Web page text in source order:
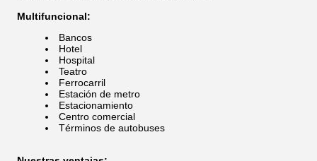
Multifuncional:
Bancos
Hotel
Hospital
Teatro
Ferrocarril
Estación de metro
Estacionamiento
Centro comercial
Términos de autobuses